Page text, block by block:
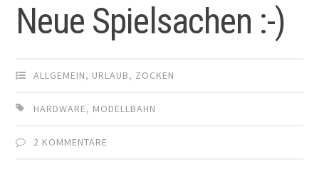
Neue Spielsachen :-)
ALLGEMEIN, URLAUB, ZOCKEN
HARDWARE, MODELLBAHN
2 KOMMENTARE